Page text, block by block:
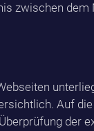
zwischen dem
Auf
der